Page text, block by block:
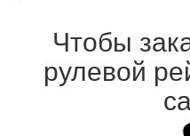
Чтобы
рулевой